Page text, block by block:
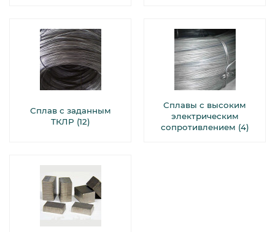
Сплав с заданным
ТКЛР (12)
Сплавы с высоким
электрическим
сопротивлением (4)